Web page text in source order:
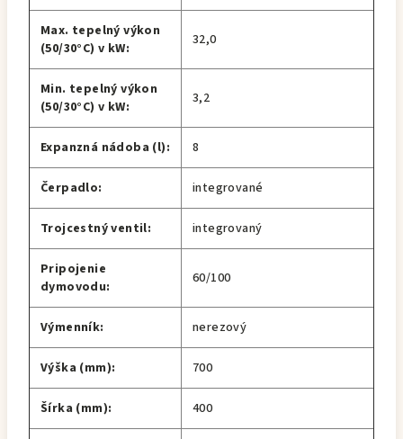
Max. tepelný výkon
(50/30°C) v kW:
32,0
Min. tepelný výkon
(50/30°C) v kW:
3,2
Expanzná nádoba (l): 8
Čerpadlo: integrované
Trojcestný ventil: integrovaný
Pripojenie
dymovodu:
60/100
Výmenník: nerezový
Výška (mm): 700
Šírka (mm): 400